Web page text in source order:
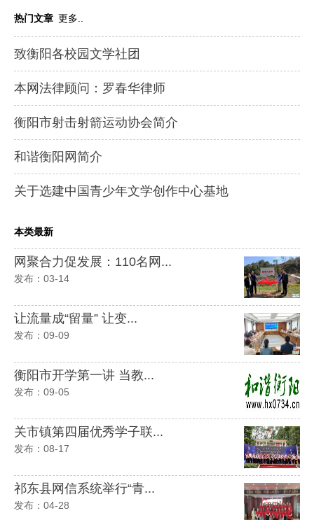
热门文章 更多..
致衡阳各校园文学社团
本网法律顾问：罗春华律师
衡阳市射击射箭运动协会简介
和谐衡阳网简介
关于选建中国青少年文学创作中心基地
本类最新
网聚合力促发展：110名网...
发布：03-14
让流量成“留量” 让变...
发布：09-09
衡阳市开学第一讲 当教...
发布：09-05
关市镇第四届优秀学子联...
发布：08-17
祁东县网信系统举行“青...
发布：04-28